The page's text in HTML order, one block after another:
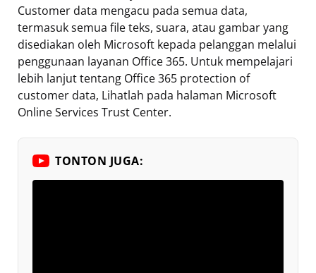
Customer data mengacu pada semua data,
termasuk semua file teks, suara, atau gambar yang
disediakan oleh Microsoft kepada pelanggan melalui
penggunaan layanan Office 365. Untuk mempelajari
lebih lanjut tentang Office 365 protection of
customer data, Lihatlah pada halaman Microsoft
Online Services Trust Center.
TONTON JUGA: